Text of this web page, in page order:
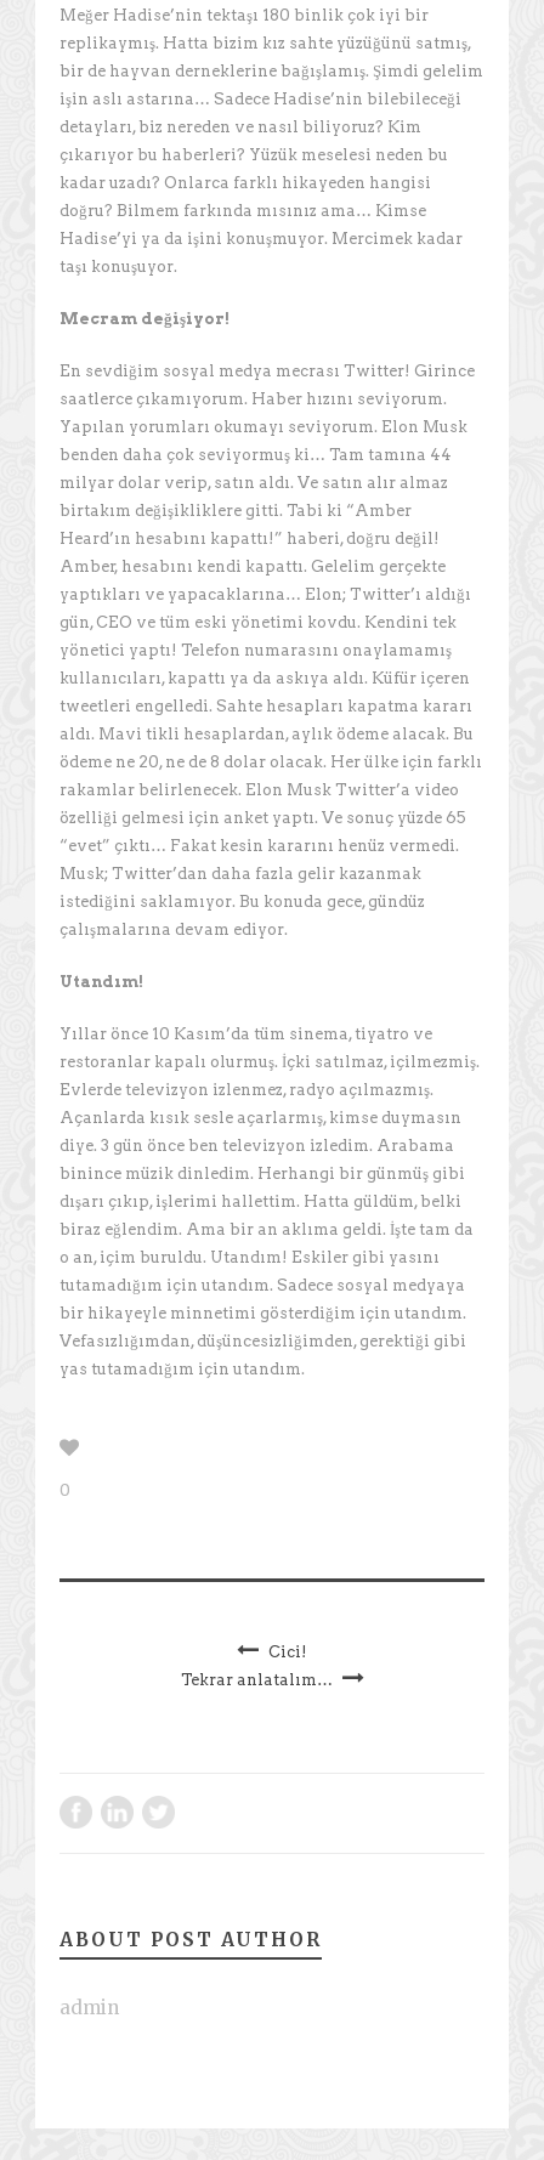
Meğer Hadise’nin tektaşı 180 binlik çok iyi bir
replikaymış. Hatta bizim kız sahte yüzüğünü satmış,
bir de hayvan derneklerine bağışlamış. Şimdi gelelim
işin aslı astarına… Sadece Hadise’nin bilebileceği
detayları, biz nereden ve nasıl biliyoruz? Kim
çıkarıyor bu haberleri? Yüzük meselesi neden bu
kadar uzadı? Onlarca farklı hikayeden hangisi
doğru? Bilmem farkında mısınız ama… Kimse
Hadise’yi ya da işini konuşmuyor. Mercimek kadar
taşı konuşuyor.
Mecram değişiyor!
En sevdiğim sosyal medya mecrası Twitter! Girince
saatlerce çıkamıyorum. Haber hızını seviyorum.
Yapılan yorumları okumayı seviyorum. Elon Musk
benden daha çok seviyormuş ki… Tam tamına 44
milyar dolar verip, satın aldı. Ve satın alır almaz
birtakım değişikliklere gitti. Tabi ki “Amber
Heard’ın hesabını kapattı!” haberi, doğru değil!
Amber, hesabını kendi kapattı. Gelelim gerçekte
yaptıkları ve yapacaklarına… Elon; Twitter’ı aldığı
gün, CEO ve tüm eski yönetimi kovdu. Kendini tek
yönetici yaptı! Telefon numarasını onaylamamış
kullanıcıları, kapattı ya da askıya aldı. Küfür içeren
tweetleri engelledi. Sahte hesapları kapatma kararı
aldı. Mavi tikli hesaplardan, aylık ödeme alacak. Bu
ödeme ne 20, ne de 8 dolar olacak. Her ülke için farklı
rakamlar belirlenecek. Elon Musk Twitter’a video
özelliği gelmesi için anket yaptı. Ve sonuç yüzde 65
“evet” çıktı… Fakat kesin kararını henüz vermedi.
Musk; Twitter’dan daha fazla gelir kazanmak
istediğini saklamıyor. Bu konuda gece, gündüz
çalışmalarına devam ediyor.
Utandım!
Yıllar önce 10 Kasım’da tüm sinema, tiyatro ve
restoranlar kapalı olurmuş. İçki satılmaz, içilmezmiş.
Evlerde televizyon izlenmez, radyo açılmazmış.
Açanlarda kısık sesle açarlarmış, kimse duymasın
diye. 3 gün önce ben televizyon izledim. Arabama
binince müzik dinledim. Herhangi bir günmüş gibi
dışarı çıkıp, işlerimi hallettim. Hatta güldüm, belki
biraz eğlendim. Ama bir an aklıma geldi. İşte tam da
o an, içim buruldu. Utandım! Eskiler gibi yasını
tutamadığım için utandım. Sadece sosyal medyaya
bir hikayeyle minnetimi gösterdiğim için utandım.
Vefasızlığımdan, düşüncesizliğimden, gerektiği gibi
yas tutamadığım için utandım.
0
Cici!
Tekrar anlatalım…
ABOUT POST AUTHOR
admin